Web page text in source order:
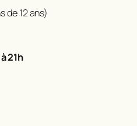
de 12 ans)
21h